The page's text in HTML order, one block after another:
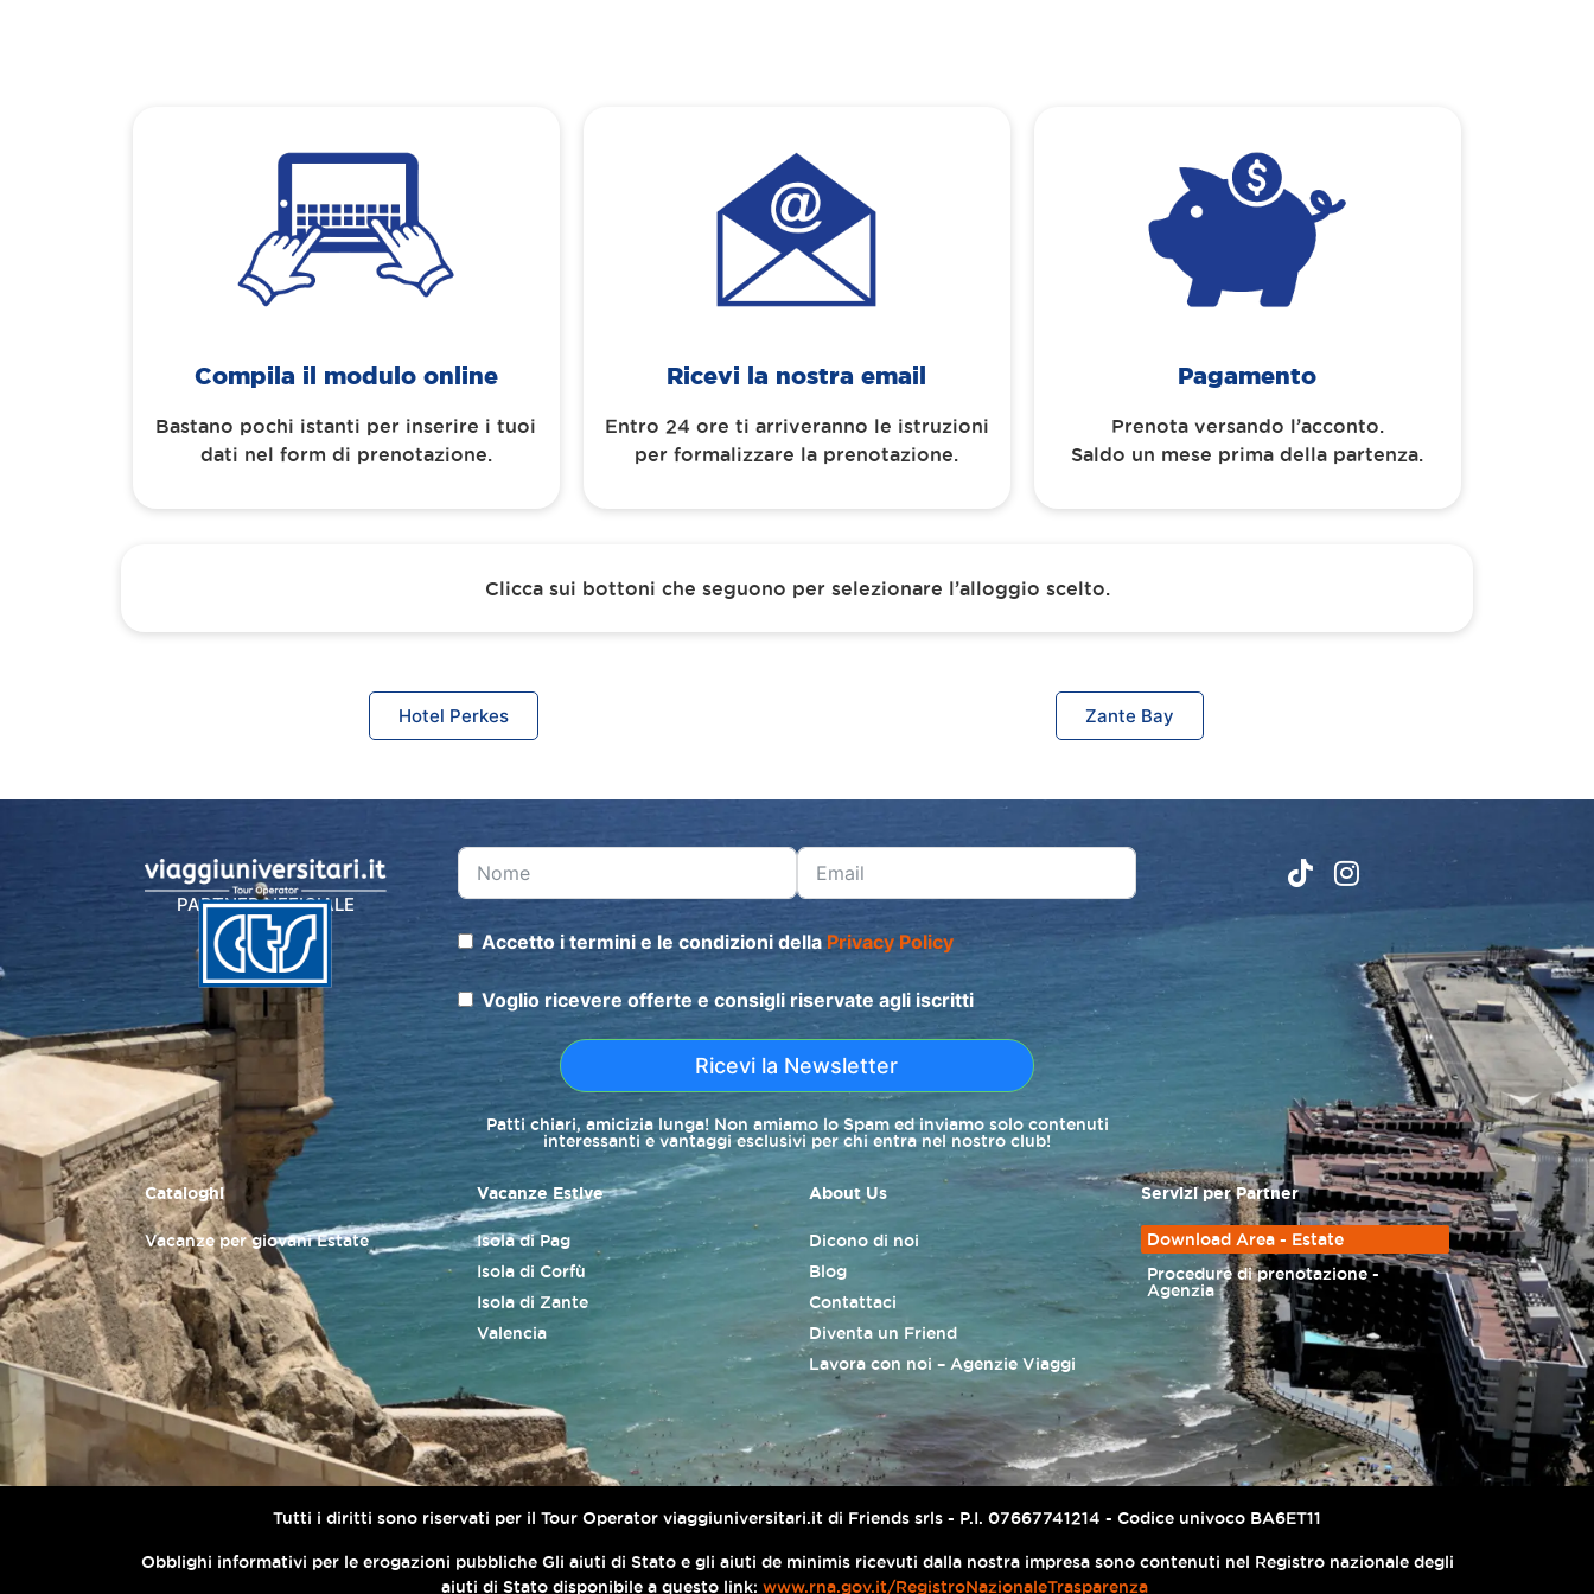
Compila il modulo online
Bastano pochi istanti per inserire i tuoi
dati nel form di prenotazione.
Ricevi la nostra email
Entro 24 ore ti arriveranno le istruzioni
per formalizzare la prenotazione.
Pagamento
Prenota versando l’acconto.
Saldo un mese prima della partenza.
Clicca sui bottoni che seguono per selezionare l’alloggio scelto.
Hotel Perkes Zante Bay
PARTNER UFFICIALE
Accetto i termini e le condizioni della Privacy Policy
Voglio ricevere offerte e consigli riservate agli iscritti
Ricevi la Newsletter
Patti chiari, amicizia lunga! Non amiamo lo Spam ed inviamo solo contenuti
interessanti e vantaggi esclusivi per chi entra nel nostro club!
Cataloghi
Vacanze per giovani Estate
Vacanze Estive
Isola di Pag
Isola di Corfù
Isola di Zante
Valencia
About Us
Dicono di noi
Blog
Contattaci
Diventa un Friend
Lavora con noi – Agenzie Viaggi
Servizi per Partner
Download Area - Estate
Procedure di prenotazione -
Agenzia
Tutti i diritti sono riservati per il Tour Operator viaggiuniversitari.it di Friends srls - P.I. 07667741214 - Codice univoco BA6ET11
Obblighi informativi per le erogazioni pubbliche Gli aiuti di Stato e gli aiuti de minimis ricevuti dalla nostra impresa sono contenuti nel Registro nazionale degli
aiuti di Stato disponibile a questo link: www.rna.gov.it/RegistroNazionaleTrasparenza